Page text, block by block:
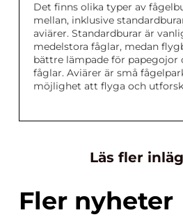
Det finns olika typer av
mellan, inklusive
aviärer. Standardburar är
medelstora fåglar, medan
bättre lämpade för papegojor
fåglar. Aviärer är små
möjlighet att flyga och
Läs fler
Fler nyheter